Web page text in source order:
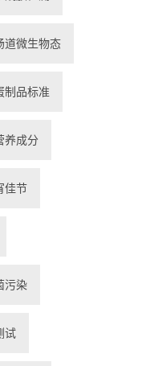
道微生物态
制品标准
养成分
佳节
污染
试